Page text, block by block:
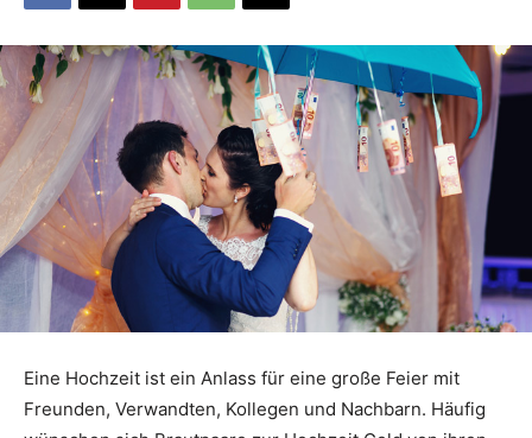
Eine Hochzeit ist ein Anlass für eine große Feier mit
Freunden, Verwandten, Kollegen und Nachbarn. Häufig